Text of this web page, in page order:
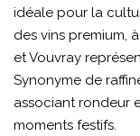
idéale pour la
des vins premium,
et Vouvray
Synonyme de
associant rondeur
moments festifs.